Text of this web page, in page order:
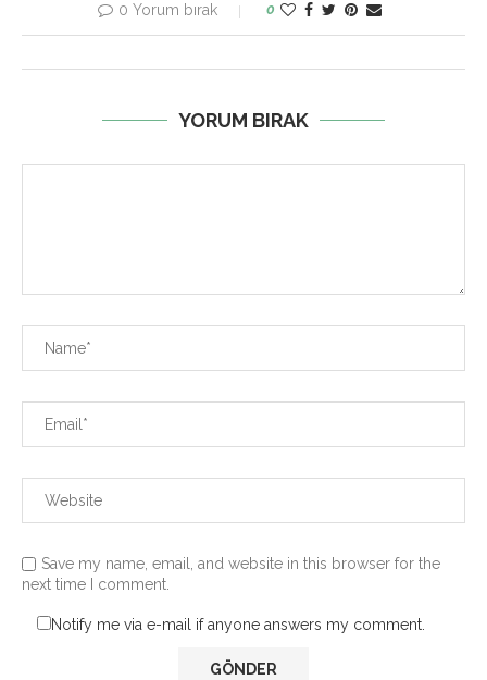
0 Yorum bırak 0
YORUM BIRAK
Save my name, email, and website in this browser for the
next time I comment.
Notify me via e-mail if anyone answers my comment.